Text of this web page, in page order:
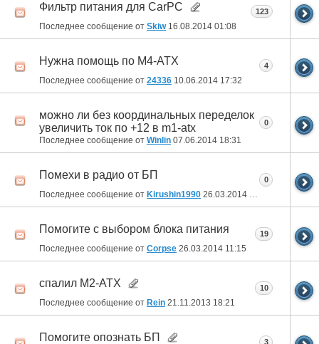
Фильтр питания для CarPC
Последнее сообщение от Skiw16.08.2014 01:08
123
Нужна помощь по M4-ATX
Последнее сообщение от 24336 10.06.2014 17:32
4
можно ли без координальных переделок
увеличить ток по +12 в m1-atx
Последнее сообщение от Winlin 07.06.2014 18:31
0
Помехи в радио от БП
Последнее сообщение от Kirushin1990 26.03.2014 18:55
0
Помогите с выбором блока питания
Последнее сообщение от Corpse 26.03.2014 11:15
19
спалил M2-ATX
Последнее сообщение от Rein 21.11.2013 18:21
10
Помогите опознать БП 3